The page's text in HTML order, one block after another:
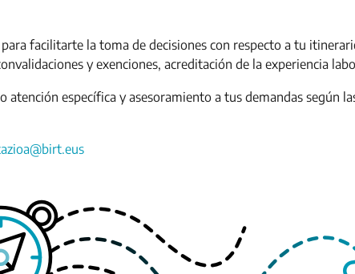
facilitarte la toma de decisiones con respecto a tu
y exenciones, acreditación de la experiencia
atención específica y asesoramiento a tus demandas según